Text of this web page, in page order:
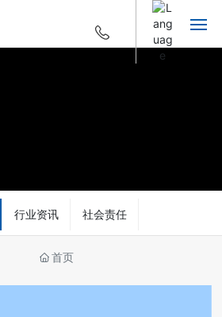
行业资讯 社会责任
首页